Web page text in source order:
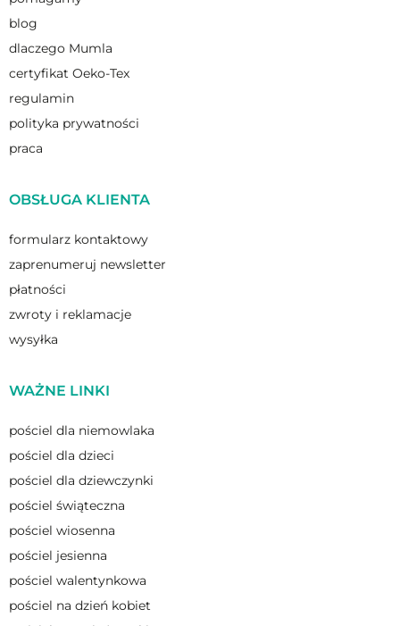
blog
dlaczego Mumla
certyfikat Oeko-Tex
regulamin
polityka prywatności
praca
OBSŁUGA KLIENTA
formularz kontaktowy
zaprenumeruj newsletter
płatności
zwroty i reklamacje
wysyłka
WAŻNE LINKI
pościel dla niemowlaka
pościel dla dzieci
pościel dla dziewczynki
pościel świąteczna
pościel wiosenna
pościel jesienna
pościel walentynkowa
pościel na dzień kobiet